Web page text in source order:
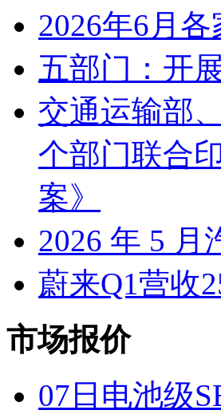
2026年6月
五部门：开
交通运输部
个部门联合
案》
2026 年 5 月
蔚来Q1营收
市场报价
07日电池级